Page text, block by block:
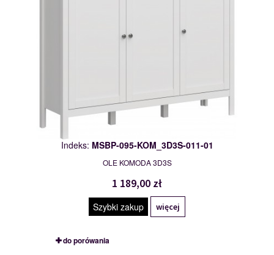
Indeks: MSBP-095-KOM_3D3S-011-01
OLE KOMODA 3D3S
1 189,00 zł
Szybki zakup więcej
do porówania